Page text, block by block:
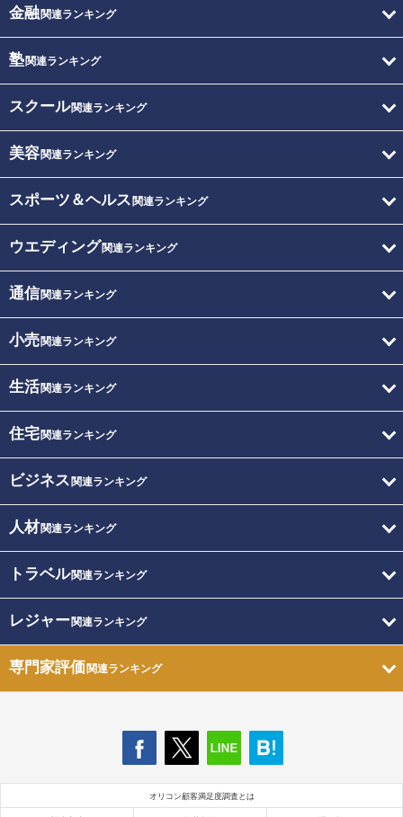
金融関連ランキング
塾関連ランキング
スクール関連ランキング
美容関連ランキング
スポーツ＆ヘルス 関連ランキング
ウエディング関連ランキング
通信関連ランキング
小売関連ランキング
生活関連ランキング
住宅関連ランキング
ビジネス 関連ランキング
人材関連ランキング
トラベル関連ランキング
レジャー関連ランキング
専門家評価関連ランキング
オリコン顧客満足度調査とは